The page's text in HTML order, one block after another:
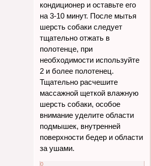
кондиционер и оставьте его
на 3-10 минут. После мытья
шерсть собаки следует
тщательно отжать в
полотенце, при
необходимости используйте
2 и более полотенец.
Тщательно расчешите
массажной щеткой влажную
шерсть собаки, особое
внимание уделите области
подмышек, внутренней
поверхности бедер и области
за ушами.
0